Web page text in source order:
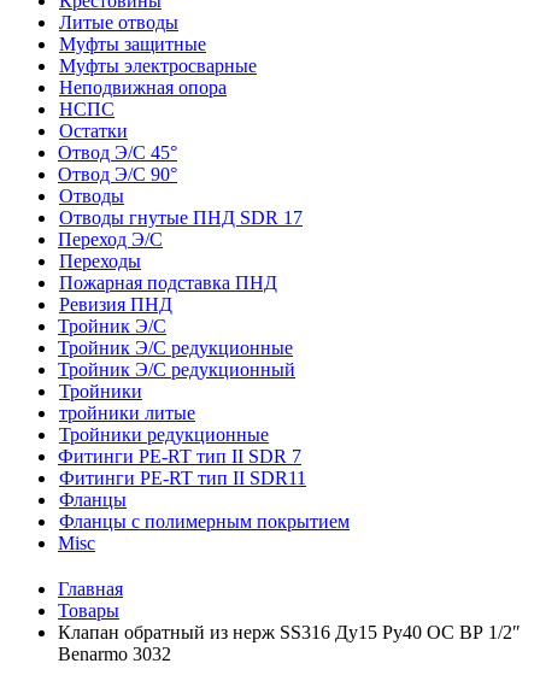
Литые отводы
Муфты защитные
Муфты электросварные
Неподвижная опора
НСПС
Остатки
Отвод Э/С 45°
Отвод Э/С 90°
Отводы
Отводы гнутые ПНД SDR 17
Переход Э/С
Переходы
Пожарная подставка ПНД
Ревизия ПНД
Тройник Э/С
Тройник Э/С редукционные
Тройник Э/С редукционный
Тройники
тройники литые
Тройники редукционные
Фитинги PE-RT тип II SDR 7
Фитинги PE-RT тип II SDR11
Фланцы
Фланцы с полимерным покрытием
Misc
Главная
Товары
Клапан обратный из нерж SS316 Ду15 Ру40 ОС ВР 1/2″
Benarmo 3032